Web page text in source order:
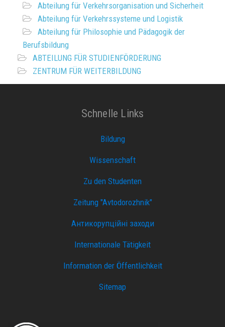
Abteilung für Verkehrsorganisation und Sicherheit
Abteilung für Verkehrssysteme und Logistik
Abteilung für Philosophie und Pädagogik der
Berufsbildung
ABTEILUNG FÜR STUDIENFÖRDERUNG
ZENTRUM FÜR WEITERBILDUNG
Schnelle Links
Bildung
Wissenschaft
Zu den Studenten
Zeitung "Avtodorozhnik"
Антикорупційні заходи
Internationale Tätigkeit
Information der Öffentlichkeit
Sitemap